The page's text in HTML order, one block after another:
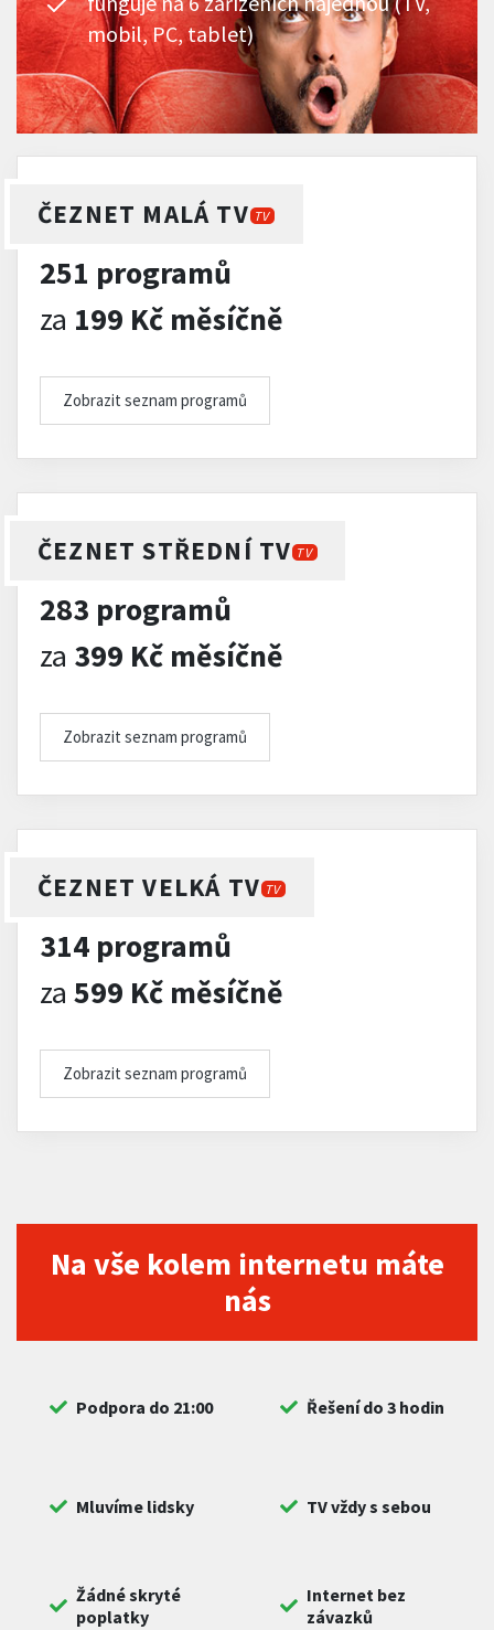
mobil, PC, tablet)
ČEZNET MALÁ TV TV
251 programů
za 199 Kč měsíčně
Zobrazit seznam programů
ČEZNET STŘEDNÍ TV TV
283 programů
za 399 Kč měsíčně
Zobrazit seznam programů
ČEZNET VELKÁ TV TV
314 programů
za 599 Kč měsíčně
Zobrazit seznam programů
Na vše kolem internetu máte
nás
Podpora do 21:00 Řešení do 3 hodin
Mluvíme lidsky TV vždy s sebou
Žádné skryté
poplatky
Internet bez
závazků